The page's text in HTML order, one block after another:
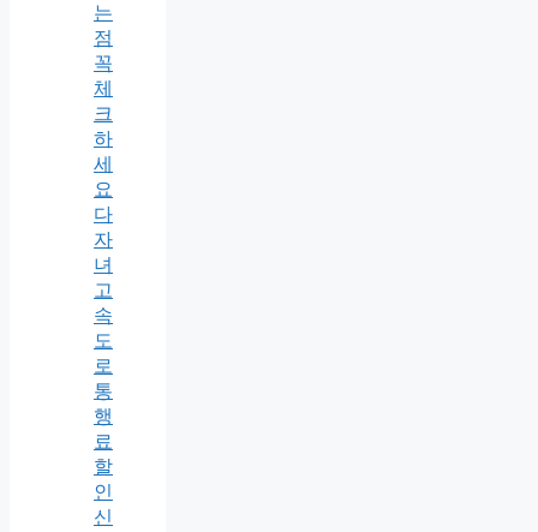
는
점
꼭
체
크
하
세
요
다
자
녀
고
속
도
로
통
행
료
할
인
신